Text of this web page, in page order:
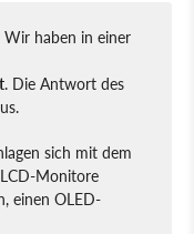
Wir haben in einer
. Die Antwort des
sich mit dem
Monitore
einen OLED-